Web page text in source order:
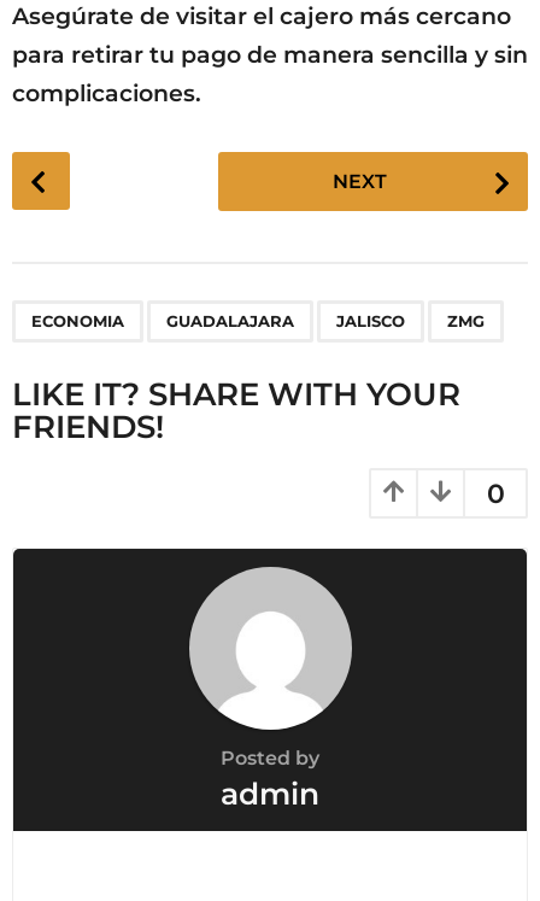
Asegúrate de visitar el cajero más cercano
para retirar tu pago de manera sencilla y sin
complicaciones.
P
o
i
n
o
NEXT
ECONOMIA GUADALAJARA JALISCO ZMG
LIKE IT? SHARE WITH YOUR
FRIENDS!
0
Posted by
admin